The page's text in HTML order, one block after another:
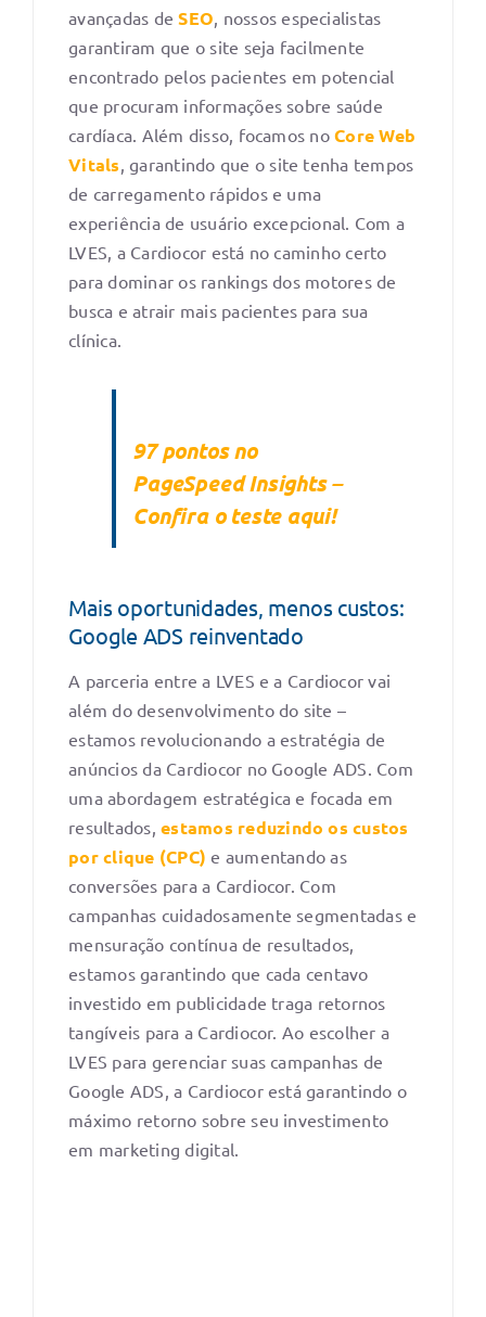
avançadas deSEO , nossos especialistas
garantiram que o site seja facilmente
encontrado pelos pacientes em potencial
que procuram informações sobre saúde
cardíaca. Além disso, focamos noCore Web
Vitals , garantindo que o site tenha tempos
de carregamento rápidos e uma
experiência de usuário excepcional. Com a
LVES, a Cardiocor está no caminho certo
para dominar os rankings dos motores de
busca e atrair mais pacientes para sua
clínica.
97 pontos no
PageSpeed Insights –
Confira o teste aqui!
Mais oportunidades, menos custos:
Google ADS reinventado
A parceria entre a LVES e a Cardiocor vai
além do desenvolvimento do site –
estamos revolucionando a estratégia de
anúncios da Cardiocor no Google ADS. Com
uma abordagem estratégica e focada em
resultados,estamos reduzindo os custos
por clique (CPC) e aumentando as
conversões para a Cardiocor. Com
campanhas cuidadosamente segmentadas e
mensuração contínua de resultados,
estamos garantindo que cada centavo
investido em publicidade traga retornos
tangíveis para a Cardiocor. Ao escolher a
LVES para gerenciar suas campanhas de
Google ADS, a Cardiocor está garantindo o
máximo retorno sobre seu investimento
em marketing digital.